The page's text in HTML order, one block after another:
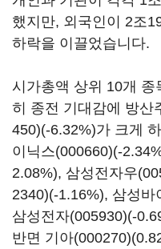
했지만, 외국인이 2조
하락을 이끌었습니다.
시가총액 상위 10개
히 종전 기대감에 방산
450)(-6.32%)가 크게
이닉스(000660)(-
2.08%), 삼성전자우
2340)(-1.16%), 삼성바
삼성전자(005930)(-
반면 기아(000270)